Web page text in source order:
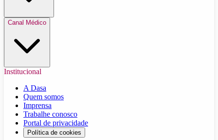
Canal Médico
Institucional
A Dasa
Quem somos
Imprensa
Trabalhe conosco
Portal de privacidade
Política de cookies